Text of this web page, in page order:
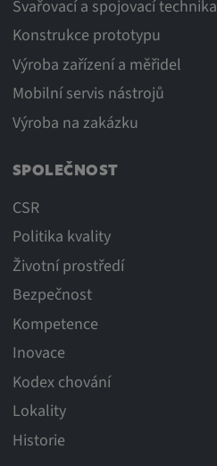
Svařovací a spojovací technika
Konstrukce prototypu
Výroba zařízení a měřidel
Mobilní servis nástrojů
Výroba na zakázku
SPOLEČNOST
CSR
Politika kvality
Životní prostředí
Bezpečnost
Kompetence
Inovace
Kodex chování
Lokality
Historie